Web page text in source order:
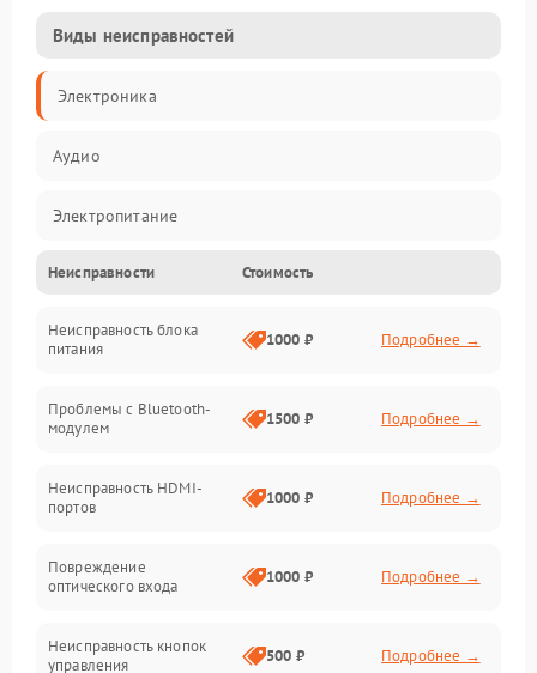
Виды неисправностей
Электроника
Аудио
Электропитание
Интерфейсы
Связь
Программное обеспечение
Электроника/Акустика
Неисправности Стоимость
Неисправность блока
питания
1000 ₽ Подробнее →
Проблемы с Bluetooth-
модулем
1500 ₽ Подробнее →
Неисправность HDMI-
портов
1000 ₽ Подробнее →
Повреждение
оптического входа
1000 ₽ Подробнее →
Неисправность кнопок
управления
500 ₽ Подробнее →